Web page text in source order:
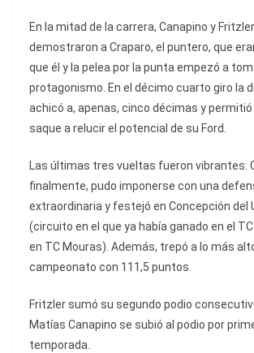
En la mitad de la carrera, Canapino y
demostraron a Craparo, el puntero, que
que él y la pelea por la punta empezó a
protagonismo. En el décimo cuarto giro la
achicó a, apenas, cinco décimas y
saque a relucir el potencial de su Ford.
Las últimas tres vueltas fueron vibrantes:
finalmente, pudo imponerse con una
extraordinaria y festejó en Concepción del
(circuito en el que ya había ganado en el
en TC Mouras). Además, trepó a lo más
campeonato con 111,5 puntos.
Fritzler sumó su segundo podio
Matías Canapino se subió al podio por
temporada.